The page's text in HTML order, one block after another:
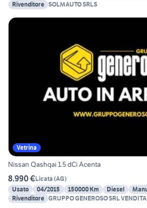
Rivenditore SOLMAUTO SRLS
Vetrina
Nissan Qashqai 1.5 dCi Acenta
8.990 €Licata (AG)
Usato
04/2015 150000 Km Diesel
Rivenditore GRUPPO GENEROSO SRL